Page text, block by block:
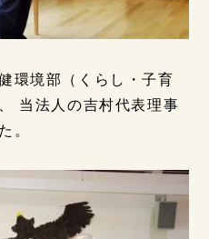
環境部（くらし・子育
当法人の吉村代表理事
。